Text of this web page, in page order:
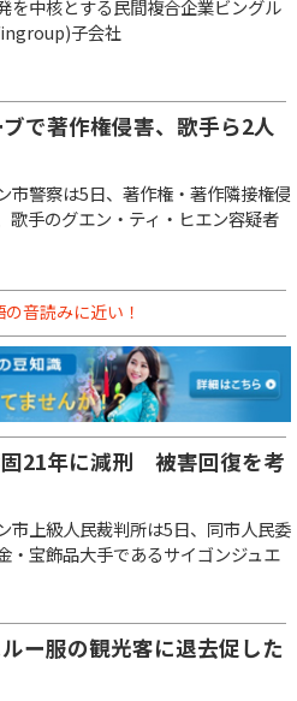
を中核とする民間複合企業ビングル
子会社
で著作権侵害、歌手ら2人
市警察は5日、著作権・著作隣接権侵
歌手のグエン・ティ・ヒエン容疑者
音読みに近い！
21年に減刑 被害回復を考
市上級人民裁判所は5日、同市人民委
・宝飾品大手であるサイゴンジュエ
ー服の観光客に退去促した